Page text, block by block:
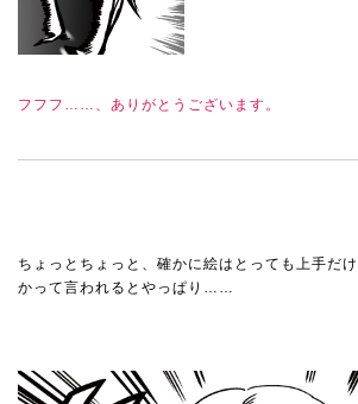
フフフ……、ありがとうございます。
ちょっとちょっと、確かに絵はとっても上手だ
かって言われるとやっぱり……